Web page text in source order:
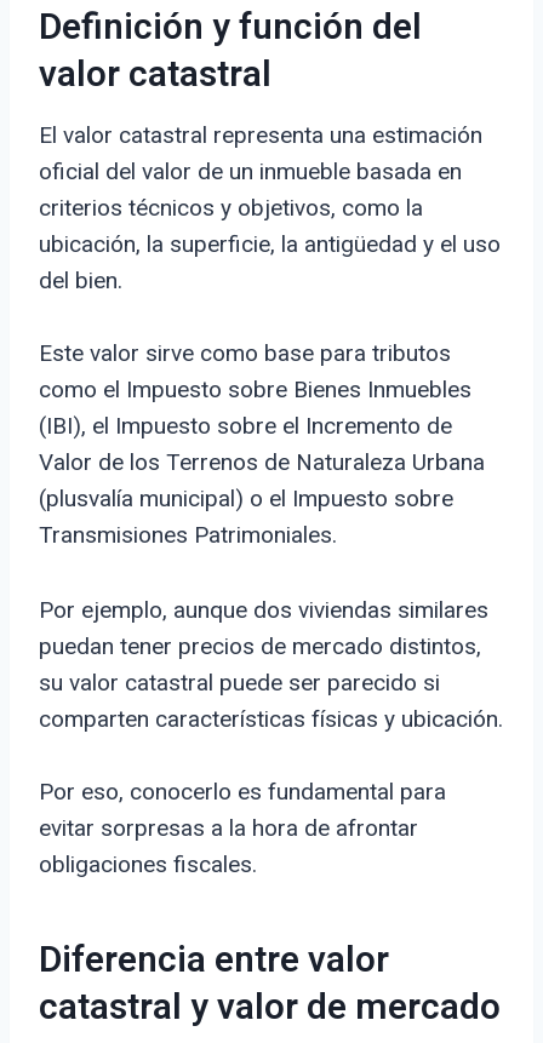
Definición y función del
valor catastral
El valor catastral representa una estimación
oficial del valor de un inmueble basada en
criterios técnicos y objetivos, como la
ubicación, la superficie, la antigüedad y el uso
del bien.
Este valor sirve como base para tributos
como el Impuesto sobre Bienes Inmuebles
(IBI), el Impuesto sobre el Incremento de
Valor de los Terrenos de Naturaleza Urbana
(plusvalía municipal) o el Impuesto sobre
Transmisiones Patrimoniales.
Por ejemplo, aunque dos viviendas similares
puedan tener precios de mercado distintos,
su valor catastral puede ser parecido si
comparten características físicas y ubicación.
Por eso, conocerlo es fundamental para
evitar sorpresas a la hora de afrontar
obligaciones fiscales.
Diferencia entre valor
catastral y valor de mercado